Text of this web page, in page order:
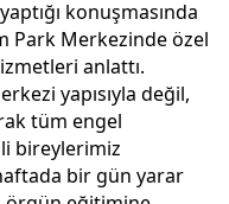
konuşmasında
Park Merkezinde özel
anlattı.
yapısıyla değil,
tüm engel
bireylerimiz
bir gün yarar